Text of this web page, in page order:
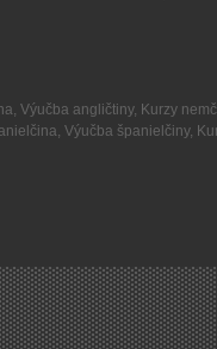
, Výučba angličtiny, Kurzy
, Výučba španielčiny,